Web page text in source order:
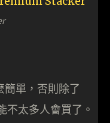
簡單，否則除了
太多人會買了。